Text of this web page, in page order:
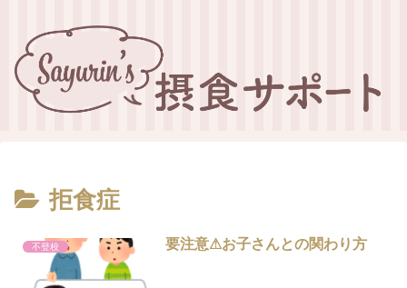
拒食症
不登校 要注意⚠お子さんとの関わり方